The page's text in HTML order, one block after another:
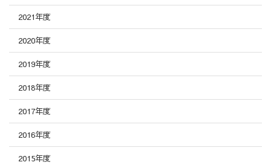
2021年度
2020年度
2019年度
2018年度
2017年度
2016年度
2015年度